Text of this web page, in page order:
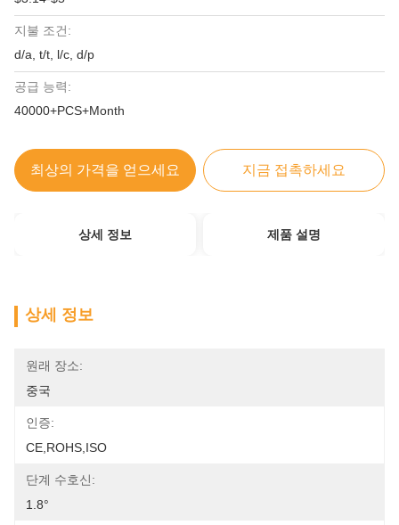
지불 조건:
d/a, t/t, l/c, d/p
공급 능력:
40000+PCS+Month
최상의 가격을 얻으세요 지금 접촉하세요
상세 정보 제품 설명
상세 정보
원래 장소:
중국
인증:
CE,ROHS,ISO
단계 수호신:
1.8°